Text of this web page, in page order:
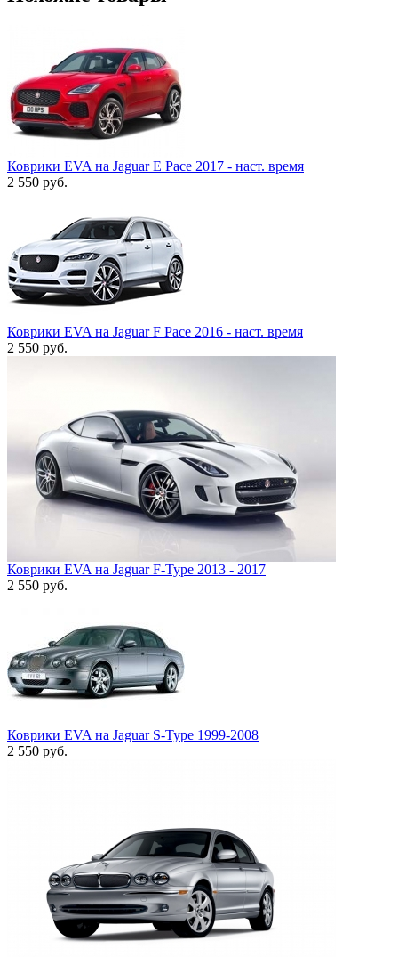
Коврики EVA на Jaguar E Pace 2017 - наст. время
2 550 руб.
Коврики EVA на Jaguar F Pace 2016 - наст. время
2 550 руб.
Коврики EVA на Jaguar F-Type 2013 - 2017
2 550 руб.
Коврики EVA на Jaguar S-Type 1999-2008
2 550 руб.